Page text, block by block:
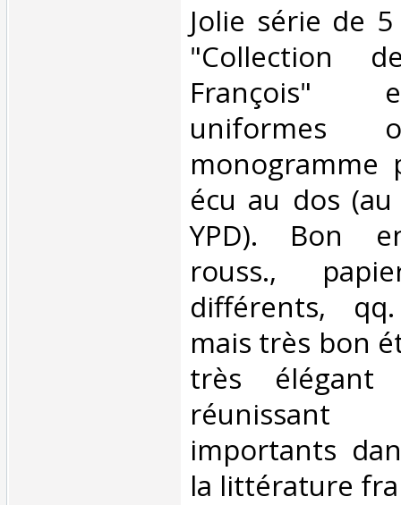
‎Jolie série de
"Collection
François"
uniformes
monogramme
écu au dos
YPD). Bon
rouss.,
différents,
mais très bon
très élégant
réunissant
importants
la littérature